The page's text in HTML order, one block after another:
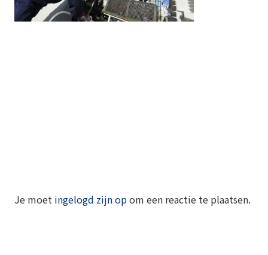
Je moet ingelogd zijn opom een reactie te plaatsen.